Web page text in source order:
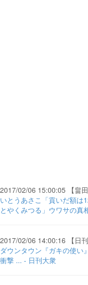
2017/02/06 15:00:05 【畠田
いとうあさこ「貢いだ額は
とやくみつる」ウワサの真
2017/02/06 14:00:16 【日刊
ダウンタウン『ガキの使い
衝撃 ... - 日刊大衆